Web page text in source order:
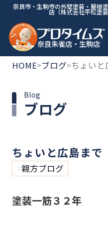
奈良市・生駒市の外壁塗装・屋根
店（株式会社平松塗
奈良朱雀店・生駒店
HOME>ブログ>ちょい
ブログ
Blog
ちょいと広島まで
親方ブログ
塗装一筋３２年